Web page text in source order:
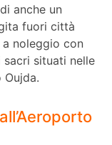
anche un
fuori città
noleggio con
situati nelle